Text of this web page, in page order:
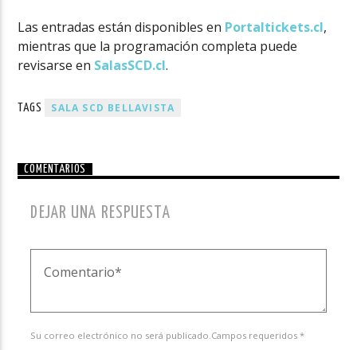
Las entradas están disponibles en Portaltickets.cl,
mientras que la programación completa puede
revisarse en SalasSCD.cl.
TAGS SALA SCD BELLAVISTA
COMENTARIOS
DEJAR UNA RESPUESTA
Su correo electrónico no será publicado.Campos requeridos *